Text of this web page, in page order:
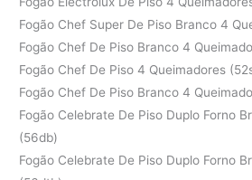
Fogão Chef Super De Piso Branco 4
Fogão Chef De Piso Branco 4
Fogão Chef De Piso 4 Queimadores
Fogão Chef De Piso Branco 4
Fogão Celebrate De Piso Duplo Forno
(56db)
Fogão Celebrate De Piso Duplo Forno